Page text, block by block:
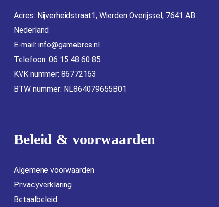
Adres: Nijverheidstraat1, Wierden Overijssel, 7641 AB
Nederland
E-mail: info@gamebros.nl
Telefoon: 06 15 48 60 85
KVK nummer: 86772163
BTW nummer: NL864079655B01
Beleid & voorwaarden
Algemene voorwaarden
Privacyverklaring
Betaalbeleid